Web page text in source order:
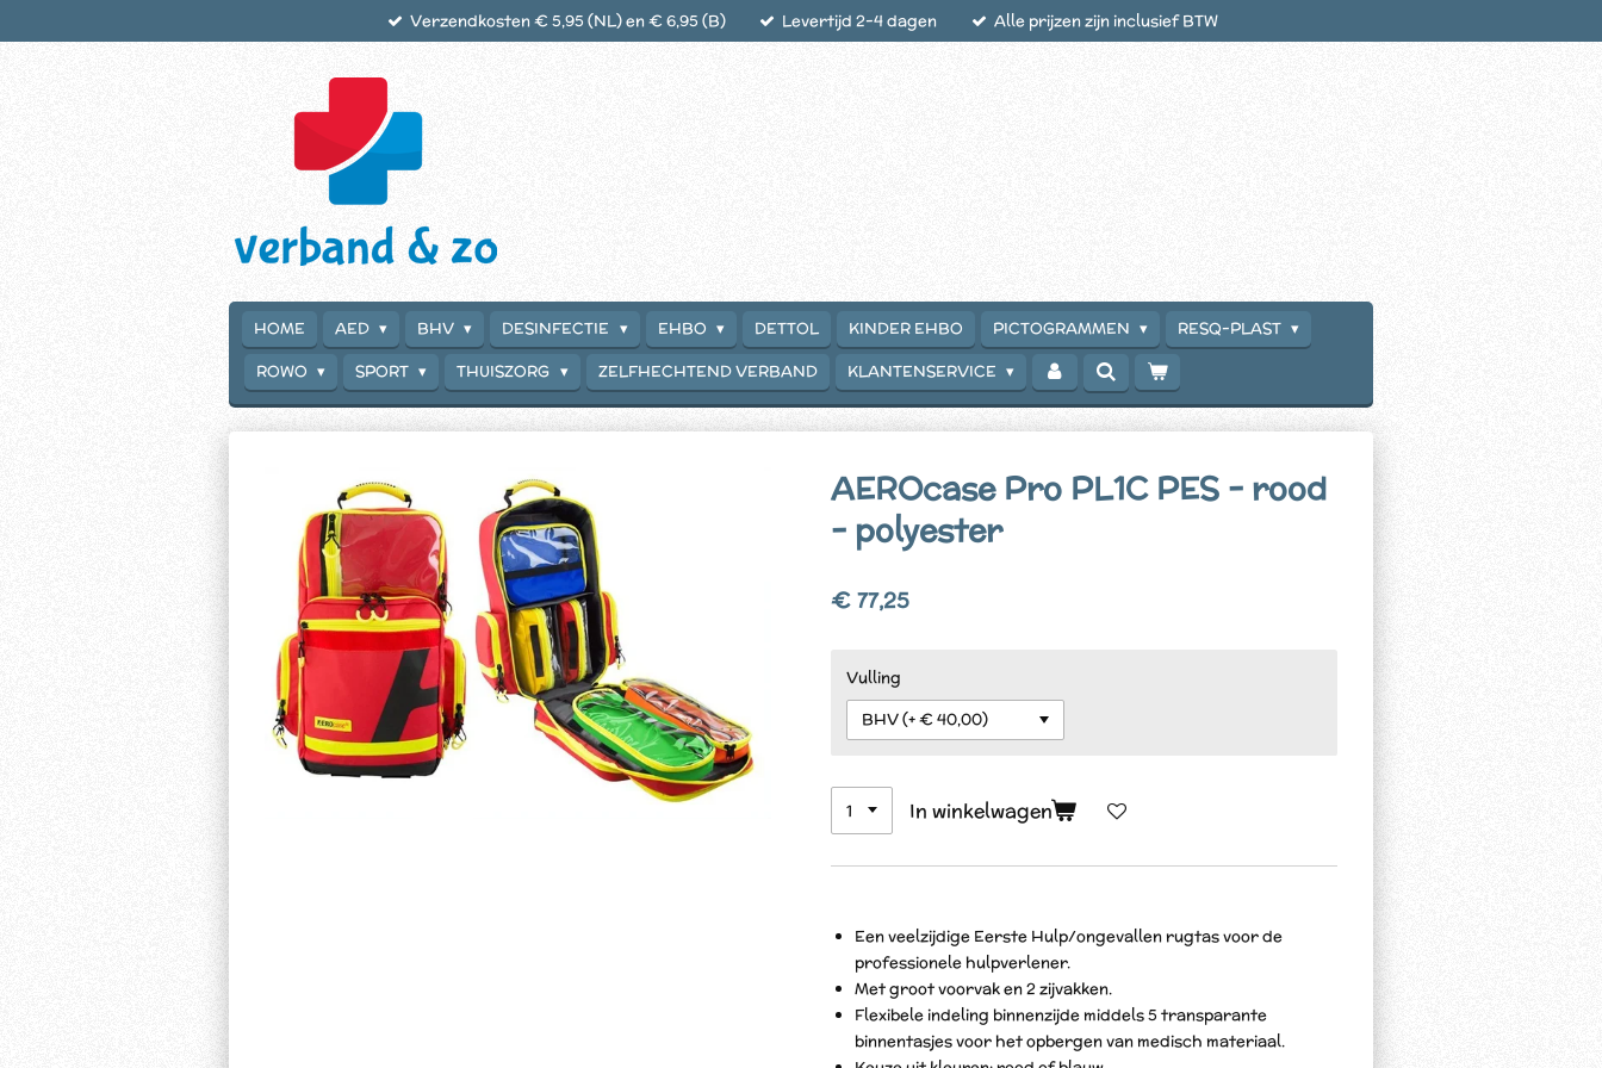
Verzendkosten € 5,95 (NL) en € 6,95 (B) Levertijd 2-4 dagen Alle prijzen zijn inclusief BTW
HOME AED BHV DESINFECTIE EHBO DETTOL KINDER EHBO PICTOGRAMMEN
RESQ-PLAST
ROWO
SPORT THUISZORG ZELFHECHTEND VERBAND KLANTENSERVICE
AEROcase Pro PL1C PES - rood
- polyester
€ 77,25
Vulling
In winkelwagen
Een veelzijdige Eerste Hulp/ongevallen rugtas voor de
professionele hulpverlener.
Met groot voorvak en 2 zijvakken.
Flexibele indeling binnenzijde middels 5 transparante
binnentasjes voor het opbergen van medisch materiaal.